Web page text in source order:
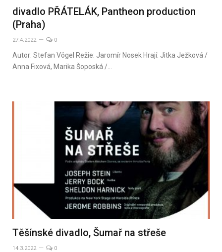
divadlo PŘÁTELÁK, Pantheon production
(Praha)
27.4.2022 0
Autor: Stefan Vögel Režie: Jaromír Nosek Hrají: Jitka Ježková /
Anna Fixová, Marika Šoposká /…
Těšínské divadlo, Šumař na střeše
14.3.2022 0